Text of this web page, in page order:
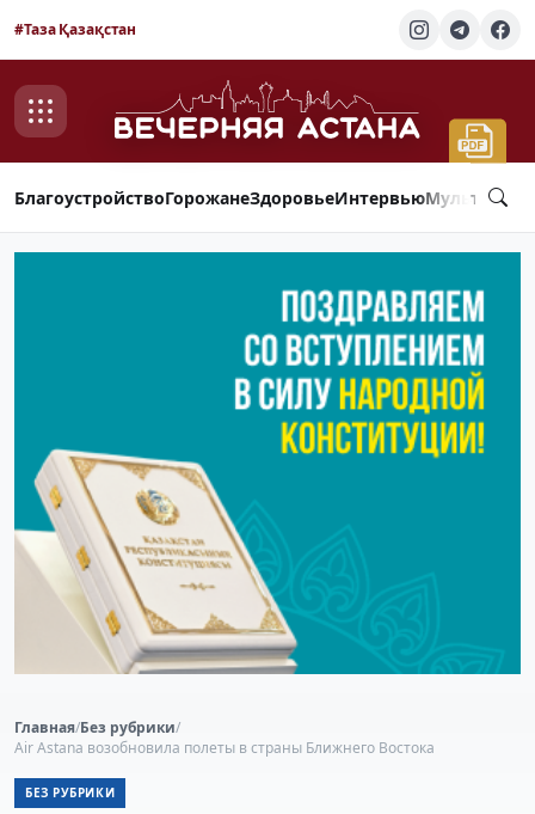
#Таза Қазақстан
БлагоустройствоГорожанеЗдоровьеИнтервью
Главная/Без рубрики/
Air Astana возобновила полеты в страны Ближнего Востока
БЕЗ РУБРИКИ